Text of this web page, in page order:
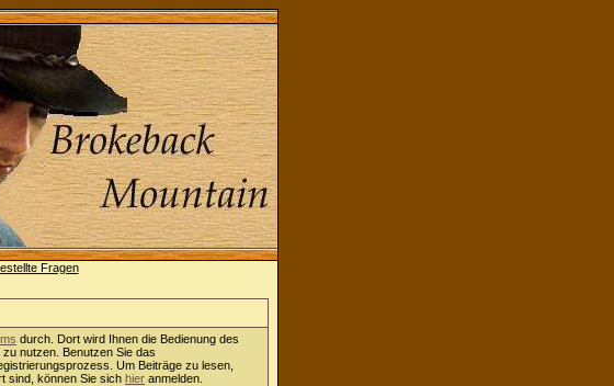
durch. Dort wird Ihnen die Bedienung des
nutzen. Benutzen Sie das
Um Beiträge zu lesen,
sind, können Sie sich hier anmelden.